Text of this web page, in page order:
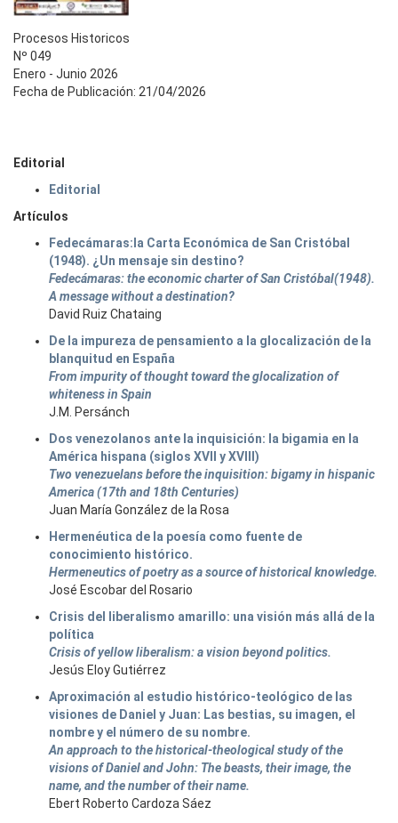
Procesos Historicos
Nº 049
Enero - Junio 2026
Fecha de Publicación: 21/04/2026
Editorial
Editorial
Artículos
Fedecámaras:la Carta Económica de San Cristóbal
(1948). ¿Un mensaje sin destino?
Fedecámaras: the economic charter of San Cristóbal(1948).
A message without a destination?
David Ruiz Chataing
De la impureza de pensamiento a la glocalización de la
blanquitud en España
From impurity of thought toward the glocalization of
whiteness in Spain
J.M. Persánch
Dos venezolanos ante la inquisición: la bigamia en la
América hispana (siglos XVII y XVIII)
Two venezuelans before the inquisition: bigamy in hispanic
America (17th and 18th Centuries)
Juan María González de la Rosa
Hermenéutica de la poesía como fuente de
conocimiento histórico.
Hermeneutics of poetry as a source of historical knowledge.
José Escobar del Rosario
Crisis del liberalismo amarillo: una visión más allá de la
política
Crisis of yellow liberalism: a vision beyond politics.
Jesús Eloy Gutiérrez
Aproximación al estudio histórico-teológico de las
visiones de Daniel y Juan: Las bestias, su imagen, el
nombre y el número de su nombre.
An approach to the historical-theological study of the
visions of Daniel and John: The beasts, their image, the
name, and the number of their name.
Ebert Roberto Cardoza Sáez